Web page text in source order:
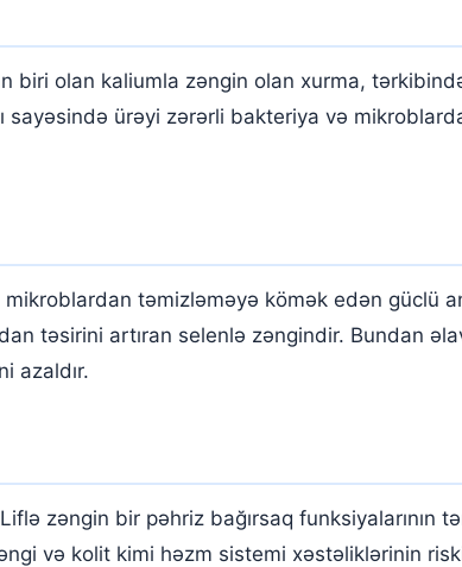
biri olan kaliumla zəngin olan xurma,
sayəsində ürəyi zərərli bakteriya və
təmizləməyə kömək edən güclü
təsirini artıran selenlə zəngindir. Bundan
azaldır.
zəngin bir pəhriz bağırsaq funksiyalarının
və kolit kimi həzm sistemi xəstəliklərinin